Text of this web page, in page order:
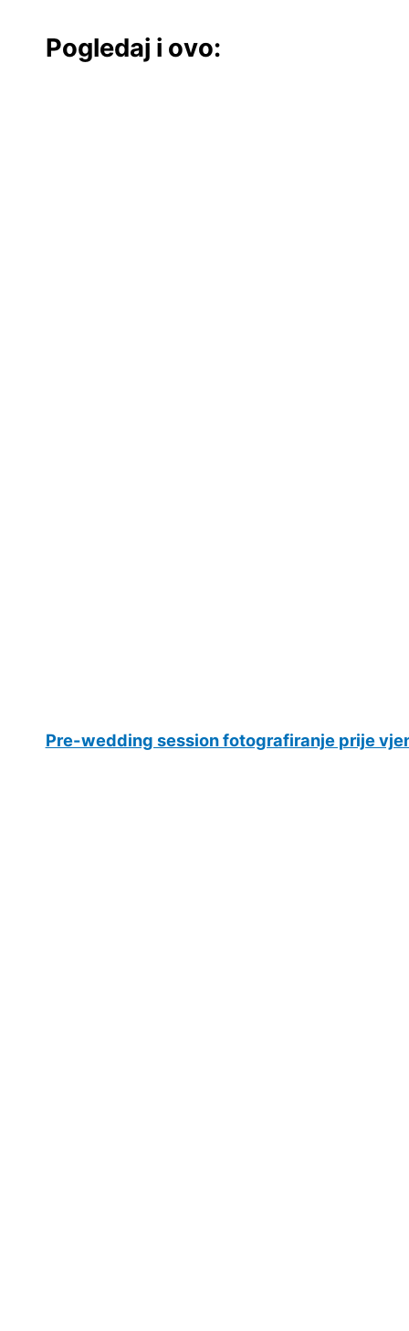
Pogledaj i ovo:
Pre-wedding session fotografiranje prije